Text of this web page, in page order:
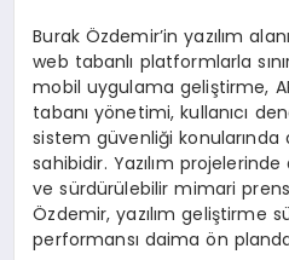
Burak Özdemir’in yazılım
web tabanlı platformlarla
mobil uygulama geliştirme,
tabanı yönetimi, kullanıcı
sistem güvenliği
sahibidir. Yazılım projelerinde
ve sürdürülebilir mimari
Özdemir, yazılım geliştirme
performansı daima ön